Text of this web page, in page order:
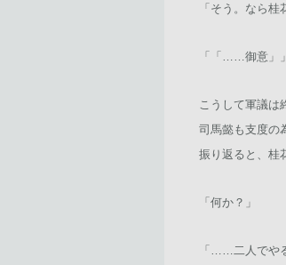
「そう。なら
「「……御意」」
こうして軍議は
司馬懿も支度の
振り返ると、桂
「何か？」
「……二人でや